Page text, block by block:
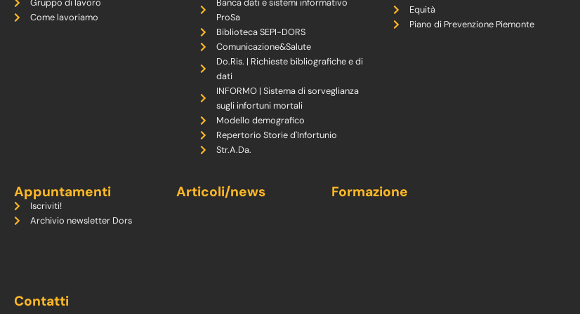
Gruppo di lavoro
Come lavoriamo
Banca dati e sistemi informativo
ProSa
Biblioteca SEPI-DORS
Comunicazione&Salute
Do.Ris. | Richieste bibliografiche e di
dati
INFORMO | Sistema di sorveglianza
sugli infortuni mortali
Modello demografico
Repertorio Storie d'Infortunio
Str.A.Da.
Equità
Piano di Prevenzione Piemonte
Appuntamenti
Iscriviti!
Archivio newsletter Dors
Articoli/news Formazione
Contatti